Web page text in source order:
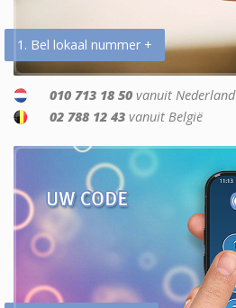
1. Bel lokaal nummer +
010 713 18 50 vanuit Nederland
02 788 12 43 vanuit België